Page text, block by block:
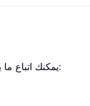
إذا كنت بحاجة إلى حفظ العروض المخصصة في Microsoft Outlook 2007، يمكنك اتباع ما يلي: